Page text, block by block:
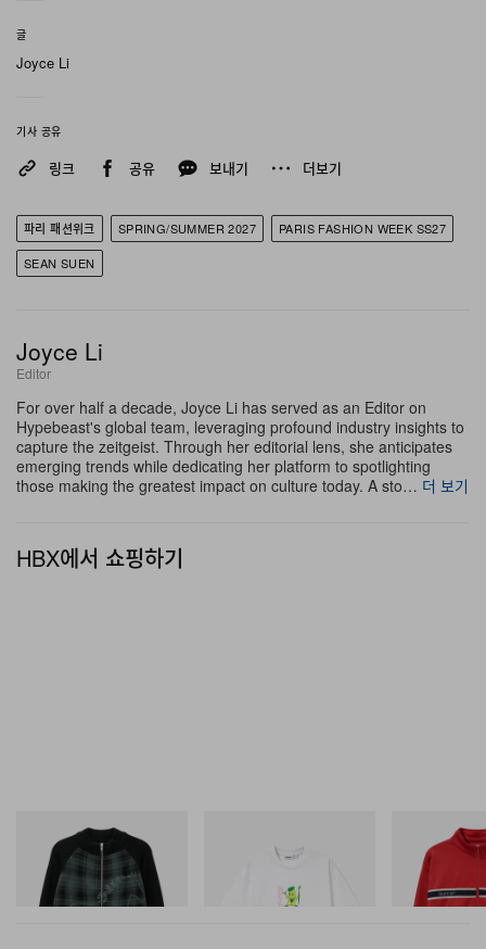
씬 더 거대하고 치밀하게 맞물린 전체 속에서 하나의 단편
에 지나지 않도록 의상들이 정교하게 구조화되어 있으며,
가 보도록 초대한다.
글
Joyce Li
기사 공유
링크 공유 보내기 더보기
파리 패션위크 SPRING/SUMMER 2027
PARIS FASHION WEEK SS27
SEAN SUEN
Joyce Li
Editor
For over half a decade, Joyce Li has served as an Editor on
Hypebeast's global team, leveraging profound industry insights to
capture the zeitgeist. Through her editorial lens, she anticipates
emerging trends while dedicating her platform to spotlighting
those making the greatest impact on culture today. A sto… 더 보기
HBX에서 쇼핑하기
Butter Goods
Mustang Zip-Thru Knit
Sweater
쇼핑하기
Butter Goods
Dragon Tricot
쇼핑하기